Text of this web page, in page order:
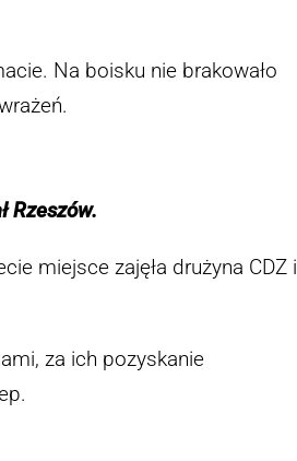
Na boisku nie brakowało
Rzeszów.
miejsce zajęła drużyna CDZ i
za ich pozyskanie